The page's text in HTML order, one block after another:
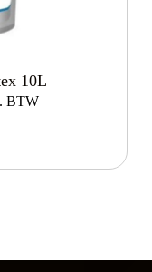
10L
BTW